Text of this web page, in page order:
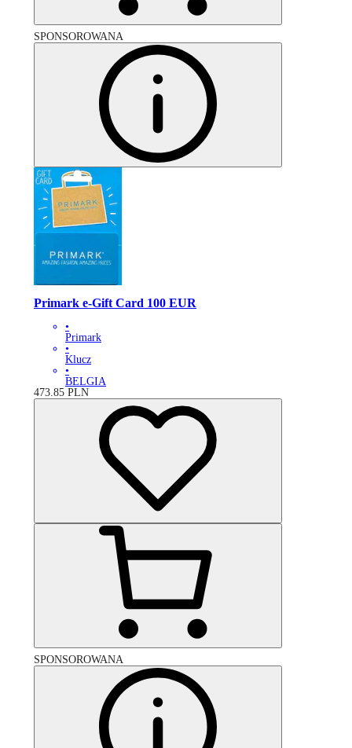
SPONSOROWANA
Primark e-Gift Card 100 EUR
•
Primark
•
Klucz
•
BELGIA
473.85 PLN
SPONSOROWANA